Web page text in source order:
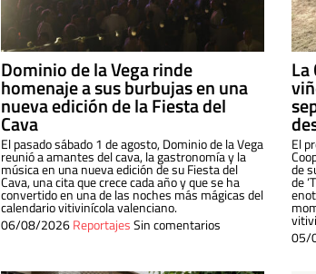
Dominio de la Vega rinde
homenaje a sus burbujas en una
nueva edición de la Fiesta del
Cava
El pasado sábado 1 de agosto, Dominio de la Vega
reunió a amantes del cava, la gastronomía y la
música en una nueva edición de su Fiesta del
Cava, una cita que crece cada año y que se ha
convertido en una de las noches más mágicas del
calendario vitivinícola valenciano.
06/08/2026ReportajesSin comentarios
El
de
de
05/